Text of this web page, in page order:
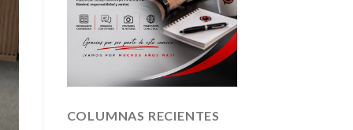
COLUMNAS RECIENTES